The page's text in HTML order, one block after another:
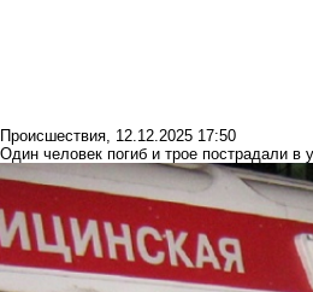
Происшествия, 12.12.2025 17:50
Один человек погиб и трое пострадали в